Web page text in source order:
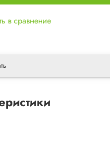
в сравнение